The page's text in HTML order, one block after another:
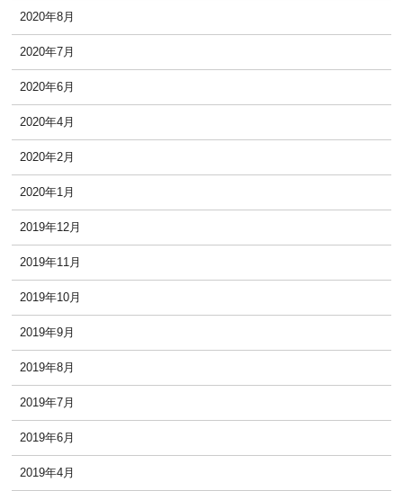
2020年8月
2020年7月
2020年6月
2020年4月
2020年2月
2020年1月
2019年12月
2019年11月
2019年10月
2019年9月
2019年8月
2019年7月
2019年6月
2019年4月